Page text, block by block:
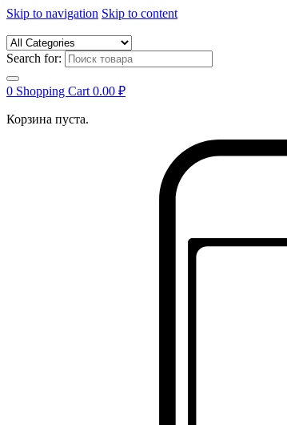
Skip to navigation Skip to content
Search for:
0 Shopping Cart 0.00 ₽
Корзина пуста.